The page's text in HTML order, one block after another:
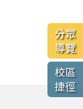
分眾
導覽
校區
捷徑